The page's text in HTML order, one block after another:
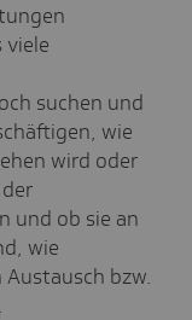
viele
suchen und
wie
wird oder
und ob sie an
wie
bzw.